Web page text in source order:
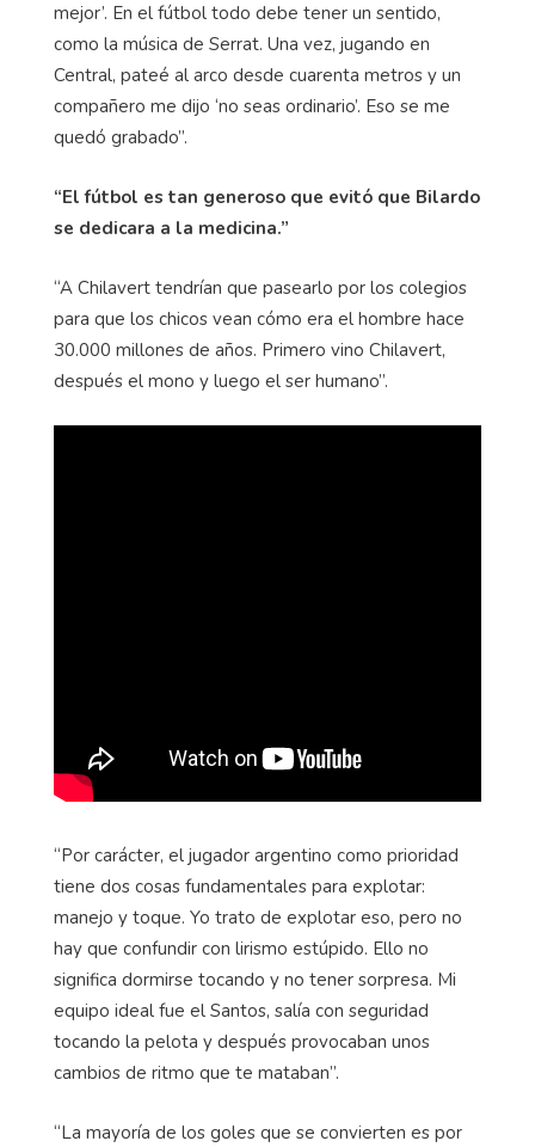
mejor’. En el fútbol todo debe tener un sentido,
como la música de Serrat. Una vez, jugando en
Central, pateé al arco desde cuarenta metros y un
compañero me dijo ‘no seas ordinario’. Eso se me
quedó grabado”.
“El fútbol es tan generoso que evitó que Bilardo
se dedicara a la medicina.”
“A Chilavert tendrían que pasearlo por los colegios
para que los chicos vean cómo era el hombre hace
30.000 millones de años. Primero vino Chilavert,
después el mono y luego el ser humano”.
“Por carácter, el jugador argentino como prioridad
tiene dos cosas fundamentales para explotar:
manejo y toque. Yo trato de explotar eso, pero no
hay que confundir con lirismo estúpido. Ello no
significa dormirse tocando y no tener sorpresa. Mi
equipo ideal fue el Santos, salía con seguridad
tocando la pelota y después provocaban unos
cambios de ritmo que te mataban”.
“La mayoría de los goles que se convierten es por